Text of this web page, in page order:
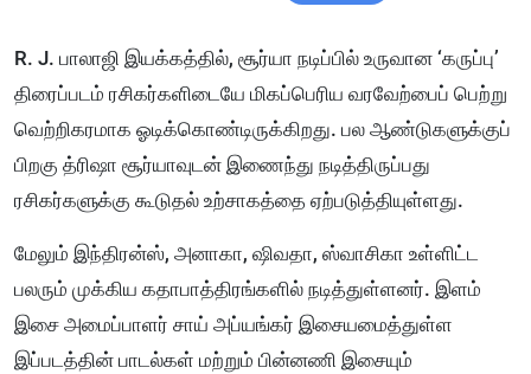
R. J. பாலாஜி இயக்கத்தில், சூர்யா நடிப்பில் உருவான ‘கருப்பு’
திரைப்படம் ரசிகர்களிடையே மிகப்பெரிய வரவேற்பைப் பெற்று
வெற்றிகரமாக ஓடிக்கொண்டிருக்கிறது. பல ஆண்டுகளுக்குப்
பிறகு த்ரிஷா சூர்யாவுடன் இணைந்து நடித்திருப்பது
ரசிகர்களுக்கு கூடுதல் உற்சாகத்தை ஏற்படுத்தியுள்ளது.
மேலும் இந்திரன்ஸ், அனாகா, ஷிவதா, ஸ்வாசிகா உள்ளிட்ட
பலரும் முக்கிய கதாபாத்திரங்களில் நடித்துள்ளனர். இளம்
இசை அமைப்பாளர் சாய் அப்யங்கர் இசையமைத்துள்ள
இப்படத்தின் பாடல்கள் மற்றும் பின்னணி இசையும்